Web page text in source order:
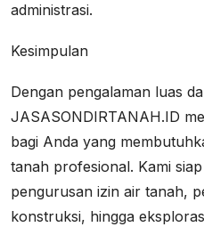
administrasi.
Kesimpulan
Dengan pengalaman luas
JASASONDIRTANAH.ID
bagi Anda yang
tanah profesional. Kami
pengurusan izin air tanah,
konstruksi, hingga